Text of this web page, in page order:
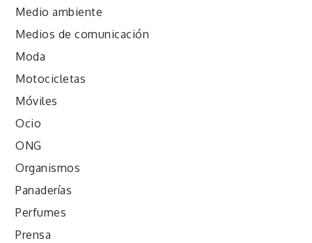
Medio ambiente
Medios de comunicación
Moda
Motocicletas
Móviles
Ocio
ONG
Organismos
Panaderías
Perfumes
Prensa